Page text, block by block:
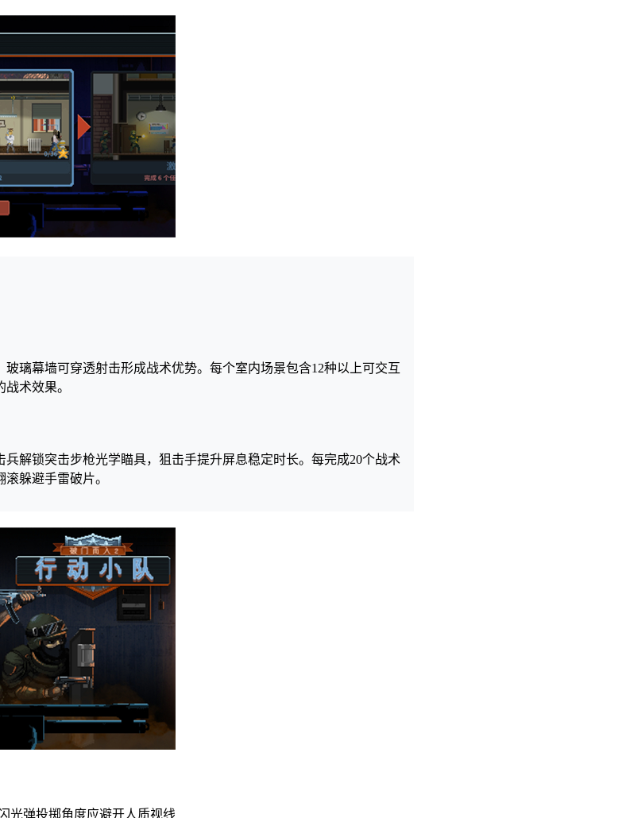
璃幕墙可穿透射击形成战术优势。每个室内场景包含12种以上可交互
术效果。
解锁突击步枪光学瞄具，狙击手提升屏息稳定时长。每完成20个战术
躲避手雷破片。
光弹投掷角度应避开人质视线